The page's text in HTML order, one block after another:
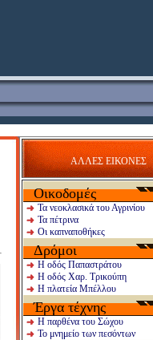
ΑΛΛΕΣ ΕΙΚΟΝΕΣ
Οικοδομές
Τα νεοκλασικά του Αγρινίου
Τα πέτρινα
Οι καπναποθήκες
Δρόμοι
Η οδός Παπαστράτου
Η οδός Χαρ. Τρικούπη
Η πλατεία Μπέλλου
Έργα τέχνης
Η παρθένα του Σώχου
Το μνημείο των πεσόντων